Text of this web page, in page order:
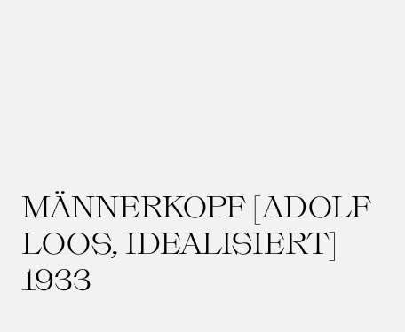
MÄNNERKOPF [ADOLF
LOOS, IDEALISIERT]
1933